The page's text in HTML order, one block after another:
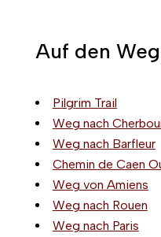
Auf den
Pilgrim Trail
Weg nach
Weg nach Barfleur
Chemin de Caen
Weg von Amiens
Weg nach Rouen
Weg nach Paris